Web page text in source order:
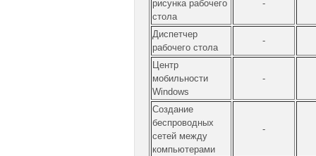
рисунка рабочего
стола
-
Диспетчер
рабочего стола
-
Центр
мобильности
Windows
-
Создание
беспроводных
сетей между
компьютерами
-